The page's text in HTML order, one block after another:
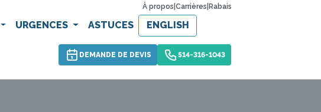
À propos Carrières Rabais
URGENCES ASTUCES ENGLISH
DEMANDE DE DEVIS 514-316-1043